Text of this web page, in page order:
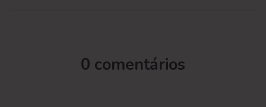
0 comentários